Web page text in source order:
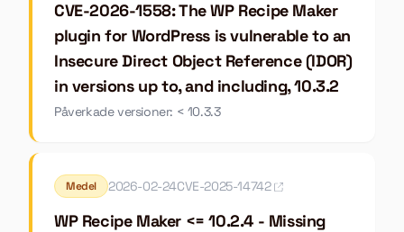
CVE-2026-1558: The WP Recipe Maker
plugin for WordPress is vulnerable to an
Insecure Direct Object Reference (IDOR)
in versions up to, and including, 10.3.2
Påverkade versioner: < 10.3.3
Medel 2026-02-24CVE-2025-14742
WP Recipe Maker <= 10.2.4 - Missing